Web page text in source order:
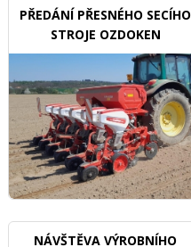
PŘEDÁNÍ PŘESNÉHO SECÍHO
STROJE OZDOKEN
NÁVŠTĚVA VÝROBNÍHO